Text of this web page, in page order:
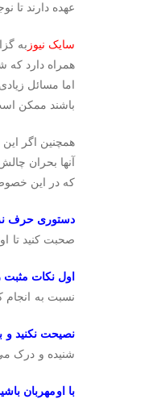
عهده دارند تا
سایک نیوز به
همراه دارد
اما مسائل
باشند ممکن
همچنین اگر
آنها بحران
که در این
دستوری حرف
صحبت کنید تا
اول نکات مثبت
نسبت به
نصیحت نکنید و
شنیده و درک
با او مهربان